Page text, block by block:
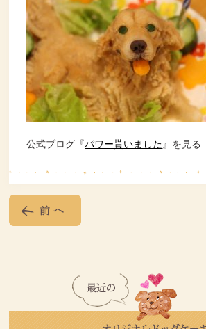
公式ブログ『パワー貰いました 』を見る